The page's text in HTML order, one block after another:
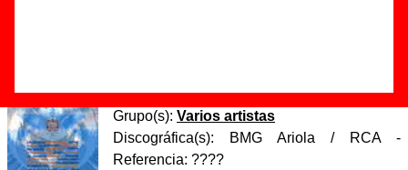
“Benicàssim 95” (2 CDs / 2 casetes)
Grupo(s): Varios artistas
Discográfica(s):
BMG Ariola / RCA-
Referencia: ????